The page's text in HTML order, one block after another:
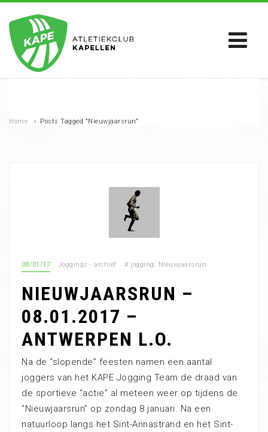
Home › Posts Tagged "Nieuwjaarsrun"
08/01/17 Joggings - archief # jogging , Nieuwjaarsrun
NIEUWJAARSRUN –
08.01.2017 –
ANTWERPEN L.O.
Na de “slopende” feesten namen een aantal
joggers van het KAPE Jogging Team de draad van
de sportieve “actie” al meteen weer op tijdens de
“Nieuwjaarsrun” op zondag 8 januari. Na een
natuurloop langs het Sint-Annastrand en het Sint-